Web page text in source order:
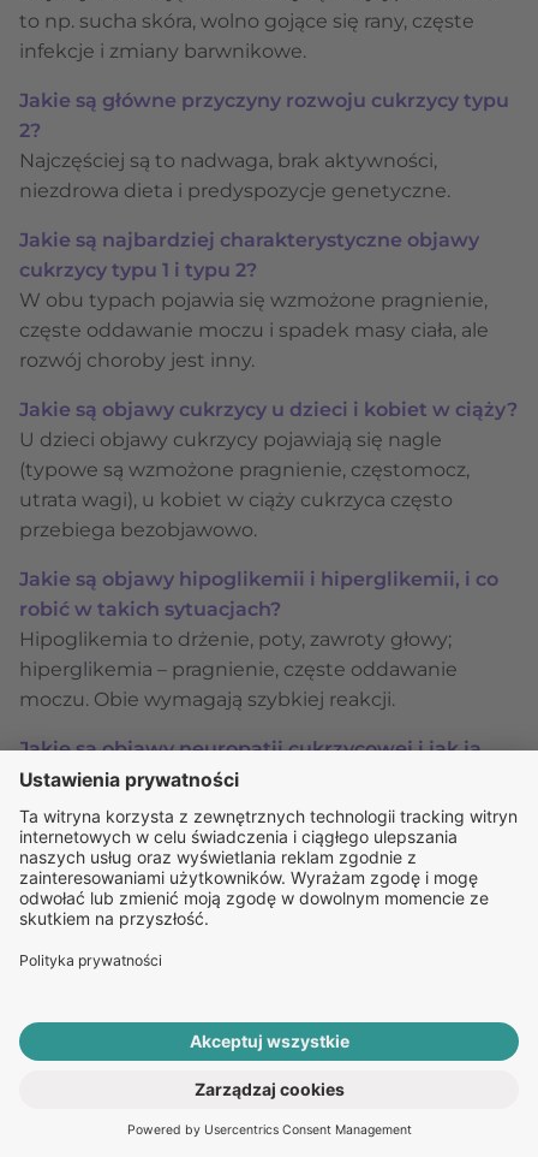
ROZPOCZNIJ E-KONSULTACJĘ
to np. sucha skóra, wolno gojące się rany, częste
infekcje i zmiany barwnikowe.
Jakie są główne przyczyny rozwoju cukrzycy typu
2?
Najczęściej są to nadwaga, brak aktywności,
niezdrowa dieta i predyspozycje genetyczne.
Jakie są najbardziej charakterystyczne objawy
cukrzycy typu 1 i typu 2?
W obu typach pojawia się wzmożone pragnienie,
częste oddawanie moczu i spadek masy ciała, ale
rozwój choroby jest inny.
Jakie są objawy cukrzycy u dzieci i kobiet w ciąży?
U dzieci objawy cukrzycy pojawiają się nagle
(typowe są wzmożone pragnienie, częstomocz,
utrata wagi), u kobiet w ciąży cukrzyca często
przebiega bezobjawowo.
Jakie są objawy hipoglikemii i hiperglikemii, i co
robić w takich sytuacjach?
Hipoglikemia to drżenie, poty, zawroty głowy;
hiperglikemia – pragnienie, częste oddawanie
moczu. Obie wymagają szybkiej reakcji.
Jakie są objawy neuropatii cukrzycowej i jak ją
leczyć?
Typowe objawy neuropatii cukrzycowej to m.in.
mrowienie, drętwienie i ból w stopach lub dłoniach;
leczenie opiera się na kontroli glikemii i łagodzeniu
objawów.
Jakie są podstawowe zasady diety i aktywności
regularna aktywność fizyczna pomagają utrzymać
stabilny poziom glukozy.